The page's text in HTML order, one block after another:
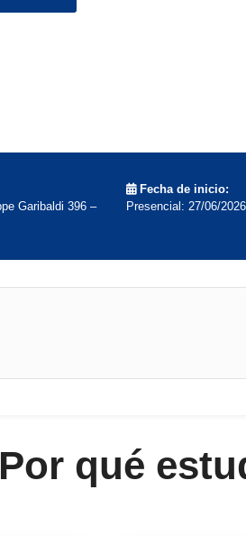
Garibaldi 396 –
Fecha de inicio:
Presencial: 27/06/2026
qué